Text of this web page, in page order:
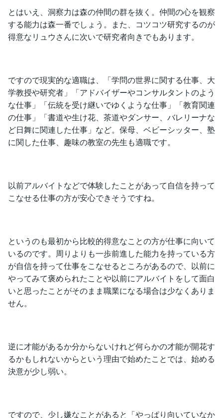
とはいえ、洞察力は森の仲間の群を抜く。仲間の心を観察
する能力は森一番でしょう。また、コツコツ研究するのが
得意なリュウさんに次いで研究者向きでもあります。
ですので現実的な適職は、「学問の世界に関する仕事、大
学教授や研究者」「アドバイザーやコンサルタントのよう
な仕事」「伝統を受け継いでゆくような仕事」「教育関連
の仕事」「書道や生け花、茶道やダンサー、バレリーナな
ど日舞に関連した仕事」など。保母、ベビーシッター、塾
に関した仕事、趣味の教室の先生も適職です。
以前アルバイトなどで体験したことがあって自信を持って
こなせる仕事の方が安心できそうですね。
というのも最初から比較的得意なことの方が仕事に向いて
いるのです。周りよりも一歩前進した能力を持っている方
が自信を持って仕事をこなせるところがあるので、以前に
やってみて褒められたことや以前にアルバイトをして面白
いと思ったことがそのまま職業になる場合は少なくありま
せん。
逆に才能があるか分からないけれど何らかの才能が開花す
るかもしれないからという理由で始めたことでは、始める
決意が少し弱い。
ですので、少し嫌なことがあると「やっぱり向いていなか